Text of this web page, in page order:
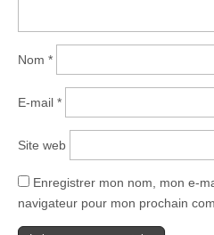
Nom *
E-mail *
Site web
Enregistrer mon nom, mon e-
navigateur pour mon prochain